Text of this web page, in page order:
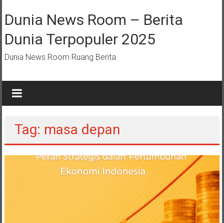
ke
konten
Dunia News Room – Berita
Dunia Terpopuler 2025
Dunia News Room Ruang Berita
Tag: masa depan